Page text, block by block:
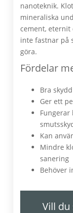
nanoteknik.
mineraliska
cement, eternit
inte fastnar på
göra.
Fördelar
Bra
Ger ett
Fungerar
Kan
Mindre
sanering
Behöver
Vill